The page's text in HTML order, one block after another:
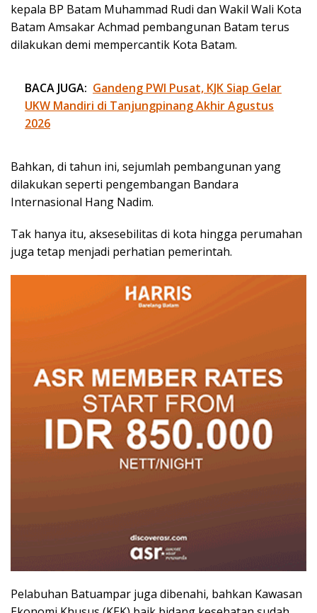
kepala BP Batam Muhammad Rudi dan Wakil Wali Kota
Batam Amsakar Achmad pembangunan Batam terus
dilakukan demi mempercantik Kota Batam.
BACA JUGA: Gandeng PWI Pusat, KJK Siap Gelar
UKW Mandiri di Tanjungpinang Akhir Agustus
2026
Bahkan, di tahun ini, sejumlah pembangunan yang
dilakukan seperti pengembangan Bandara
Internasional Hang Nadim.
Tak hanya itu, aksesebilitas di kota hingga perumahan
juga tetap menjadi perhatian pemerintah.
Pelabuhan Batuampar juga dibenahi, bahkan Kawasan